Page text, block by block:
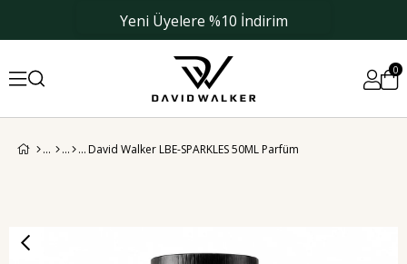
Yeni Üyelere %10 İndirim
0
David Walker LBE-SPARKLES 50ML Parfüm